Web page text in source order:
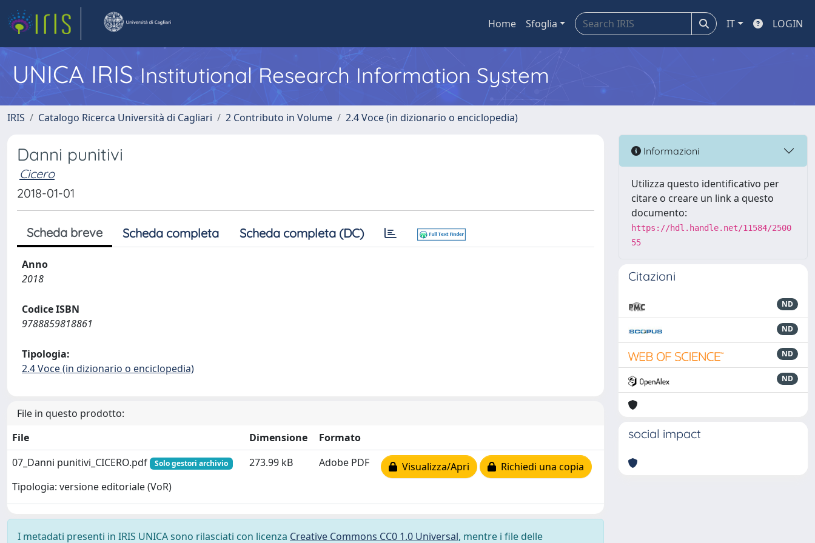
Home Sfoglia IT LOGIN
UNICA IRISInstitutional Research Information System
IRIS Catalogo Ricerca Università di Cagliari 2 Contributo in Volume 2.4 Voce (in dizionario o enciclopedia)
Danni punitivi
Cicero
2018-01-01
Scheda breve Scheda completa Scheda completa (DC)
Anno
2018
Codice ISBN
9788859818861
Tipologia:
2.4 Voce (in dizionario o enciclopedia)
File in questo prodotto:
File
Dimensione
Formato
07_Danni punitivi_CICERO.pdf
Solo gestori archivio
Tipologia: versione editoriale (VoR)
273.99 kB Adobe PDF Visualizza/Apri Richiedi una copia
I metadati presenti in IRIS UNICA sono rilasciati con licenza Creative Commons CC0 1.0 Universal, mentre i file delle
Informazioni
Utilizza questo identificativo per
citare o creare un link a questo
documento:
https://hdl.handle.net/11584/2500
55
Citazioni
ND
ND
ND
ND
social impact